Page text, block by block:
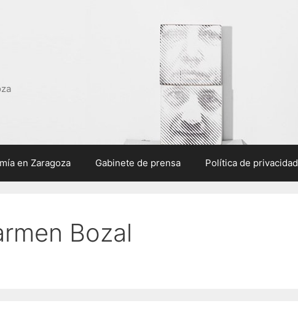
en Zaragoza Gabinete de prensa Política de privacidad
Bozal